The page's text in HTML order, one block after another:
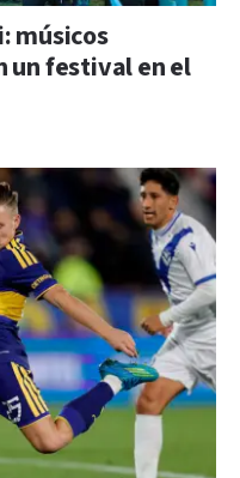
músicos
un festival en el